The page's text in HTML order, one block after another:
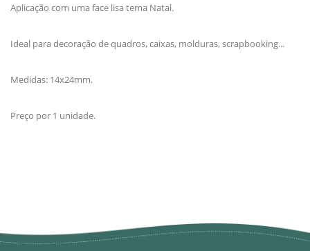
Aplicação com uma face lisa tema Natal.
Ideal para decoração de quadros, caixas, molduras, scrapbooking...
Medidas: 14x24mm.
Preço por 1 unidade.